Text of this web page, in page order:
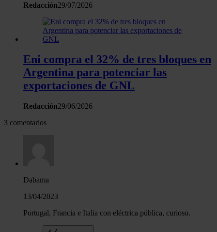
Redacción29/07/2026
Eni compra el 32% de tres bloques en
Argentina para potenciar las
exportaciones de GNL
Redacción29/06/2026
3 comentarios
Dabama
13/04/2023
Portugal, Francia e Italia con eléctrica pública, curioso.